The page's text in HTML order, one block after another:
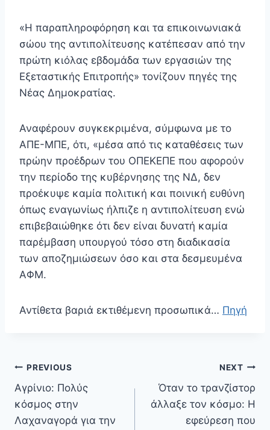
«Η παραπληροφόρηση και τα επικοινωνιακά
σώου της αντιπολίτευσης κατέπεσαν από την
πρώτη κιόλας εβδομάδα των εργασιών της
Εξεταστικής Επιτροπής» τονίζουν πηγές της
Νέας Δημοκρατίας.
Αναφέρουν συγκεκριμένα, σύμφωνα με το
ΑΠΕ-ΜΠΕ, ότι, «μέσα από τις καταθέσεις των
πρώην προέδρων του ΟΠΕΚΕΠΕ που αφορούν
την περίοδο της κυβέρνησης της ΝΔ, δεν
προέκυψε καμία πολιτική και ποινική ευθύνη
όπως εναγωνίως ήλπιζε η αντιπολίτευση ενώ
επιβεβαιώθηκε ότι δεν είναι δυνατή καμία
παρέμβαση υπουργού τόσο στη διαδικασία
των αποζημιώσεων όσο και στα δεσμευμένα
ΑΦΜ.
Αντίθετα βαριά εκτιθέμενη προσωπικά… Πηγή
Πλοήγηση
άρθρων
PREVIOUS
Αγρίνιο: Πολύς
κόσμος στην
Λαχαναγορά για την
NEXT
Όταν το τρανζίστορ
άλλαξε τον κόσμο: Η
εφεύρεση που